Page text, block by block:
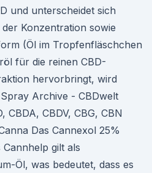
und unterscheidet sich
Konzentration sowie
(Öl im Tropfenfläschchen
für die reinen CBD-
hervorbringt, wird
Archive - CBDwelt
CBDA, CBDV, CBG, CBN
Das Cannexol 25%
gilt als
Öl, was bedeutet, dass es